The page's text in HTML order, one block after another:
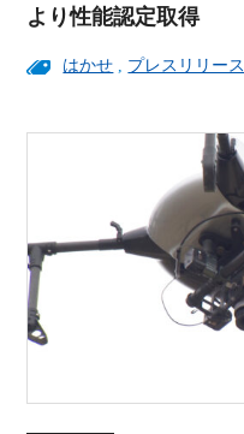
より性能認定取得
はかせ プレスリリース